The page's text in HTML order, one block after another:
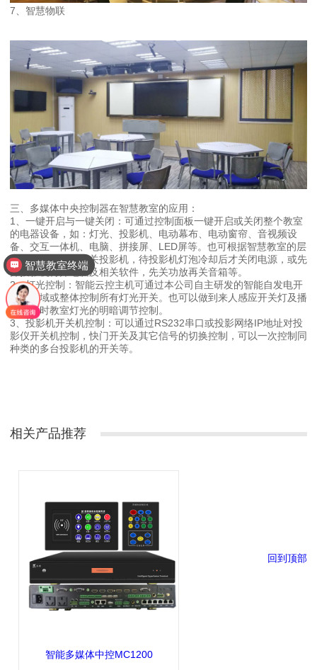
7、智慧物联
三、多媒体中央控制器在智慧教室的应用：
1、一键开启与一键关闭：可通过控制面板一键开启或关闭整个教室
的电器设备，如：灯光、投影机、电动幕布、电动窗帘、音视频设
备、交互一体机、电脑、拼接屏、LED屏等。也可根据智慧教室的层
级进行关闭，如先关投影机，待投影机灯泡冷却后才关闭电源，或先
开投影机再开电脑及相关软件，先关功放再关音箱等。
2、灯光控制：智能云控主机可通过本公司自主研发的智能自发电开
关分区域或整体控制所有灯光开关。也可以做到来人感应开关灯及播
放视频时教室灯光的明暗调节控制。
3、投影机开关机控制：可以通过RS232串口或投影网络IP地址对投
影仪开关机控制，快门开关及其它信号的切换控制，可以一次控制同
种类的多台投影机的开关等。
相关产品推荐
智能多媒体中控MC1200
回到顶部
智慧教室终端